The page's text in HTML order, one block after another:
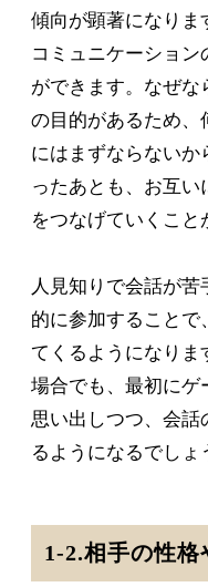
傾向が顕著になりま
コミュニケーション
ができます。なぜな
の目的があるため、
にはまずならないか
ったあとも、お互
をつなげていくこと
人見知りで会話が
的に参加することで
てくるようになりま
場合でも、最初にゲ
思い出しつつ、会話
るようになるでしょ
1-2.相手の性格